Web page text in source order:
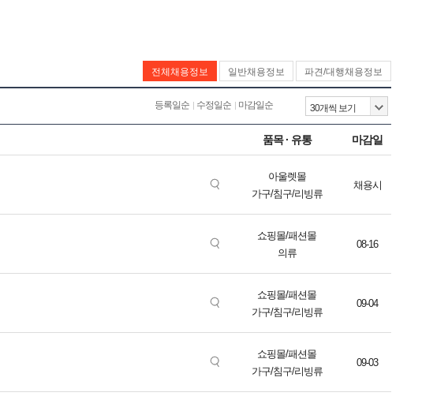
전체채용정보 일반채용정보 파견/대행채용정보
등록일순 수정일순 마감일순
품목 · 유통 마감일
아울렛몰
가구/침구/리빙류
채용시
쇼핑몰/패션몰
의류
08-16
쇼핑몰/패션몰
가구/침구/리빙류
09-04
쇼핑몰/패션몰
가구/침구/리빙류
09-03